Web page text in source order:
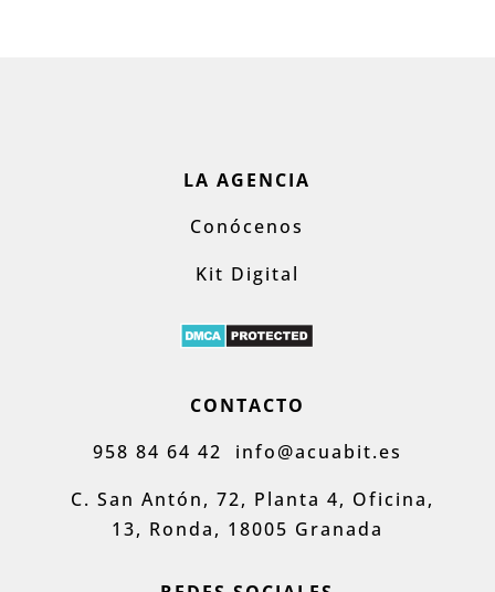
LA AGENCIA
Conócenos
Kit Digital
CONTACTO
958 84 64 42 info@acuabit.es
C. San Antón, 72, Planta 4, Oficina,
13, Ronda, 18005 Granada